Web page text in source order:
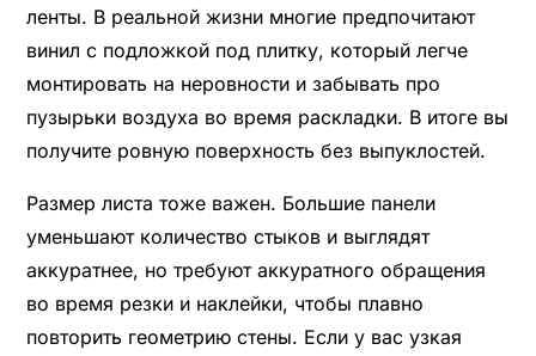
ленты. В реальной жизни многие предпочитают
винил с подложкой под плитку, который легче
монтировать на неровности и забывать про
пузырьки воздуха во время раскладки. В итоге вы
получите ровную поверхность без выпуклостей.
Размер листа тоже важен. Большие панели
уменьшают количество стыков и выглядят
аккуратнее, но требуют аккуратного обращения
во время резки и наклейки, чтобы плавно
повторить геометрию стены. Если у вас узкая